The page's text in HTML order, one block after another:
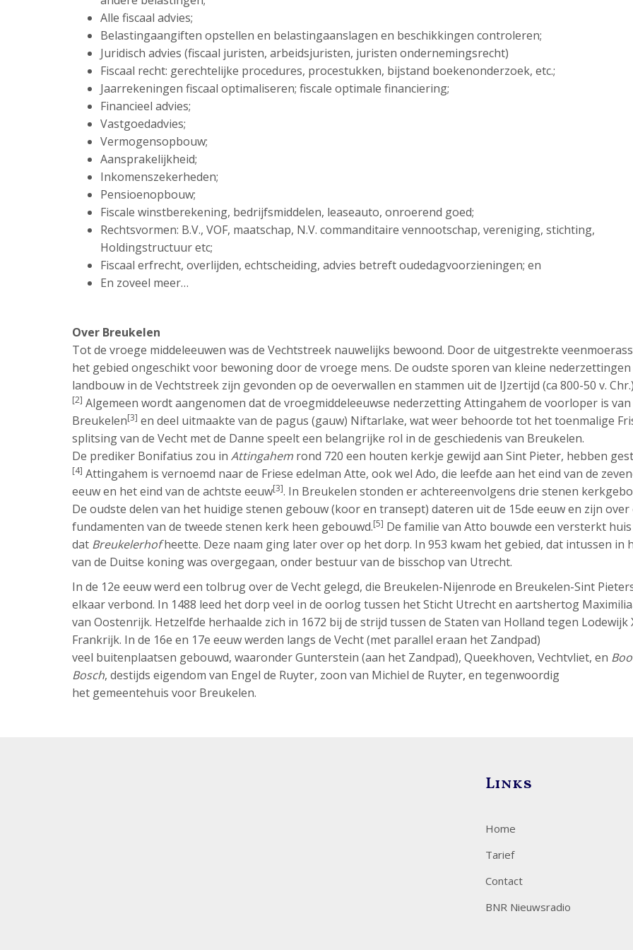
Alle fiscaal advies;
Belastingaangiften opstellen en belastingaanslagen en beschikkingen controleren;
Juridisch advies (fiscaal juristen, arbeidsjuristen, juristen ondernemingsrecht)
Fiscaal recht: gerechtelijke procedures, procestukken, bijstand boekenonderzoek, etc.;
Jaarrekeningen fiscaal optimaliseren; fiscale optimale financiering;
Financieel advies;
Vastgoedadvies;
Vermogensopbouw;
Aansprakelijkheid;
Inkomenszekerheden;
Pensioenopbouw;
Fiscale winstberekening, bedrijfsmiddelen, leaseauto, onroerend goed;
Rechtsvormen: B.V., VOF, maatschap, N.V. commanditaire vennootschap, vereniging, stichting,
Holdingstructuur etc;
Fiscaal erfrecht, overlijden, echtscheiding, advies betreft oudedagvoorzieningen; en
En zoveel meer…
Over Breukelen
Tot de vroege middeleeuwen was de Vechtstreek nauwelijks bewoond. Door de uitgestrekte
het gebied ongeschikt voor bewoning door de vroege mens. De oudste sporen van kleine
landbouw in de Vechtstreek zijn gevonden op de oeverwallen en stammen uit de IJzertijd (ca 800-50 v.
[2] Algemeen wordt aangenomen dat de vroegmiddeleeuwse nederzetting Attingahem de voorloper is van
Breukelen[3] en deel uitmaakte van de pagus (gauw) Niftarlake, wat weer behoorde tot het toenmalige
splitsing van de Vecht met de Danne speelt een belangrijke rol in de geschiedenis van Breukelen.
De prediker Bonifatius zou in Attingahem rond 720 een houten kerkje gewijd aan Sint Pieter, hebben
[4] Attingahem is vernoemd naar de Friese edelman Atte, ook wel Ado, die leefde aan het eind van de
eeuw en het eind van de achtste eeuw[3]. In Breukelen stonden er achtereenvolgens drie stenen
De oudste delen van het huidige stenen gebouw (koor en transept) dateren uit de 15de eeuw en zijn over
fundamenten van de tweede stenen kerk heen gebouwd.[5] De familie van Atto bouwde een versterkt huis
dat Breukelerhofheette. Deze naam ging later over op het dorp. In 953 kwam het gebied, dat intussen in
van de Duitse koning was overgegaan, onder bestuur van de bisschop van Utrecht.
In de 12e eeuw werd een tolbrug over de Vecht gelegd, die Breukelen-Nijenrode en Breukelen-Sint
elkaar verbond. In 1488 leed het dorp veel in de oorlog tussen het Sticht Utrecht en aartshertog
van Oostenrijk. Hetzelfde herhaalde zich in 1672 bij de strijd tussen de Staten van Holland tegen Lodewijk
Frankrijk. In de 16e en 17e eeuw werden langs de Vecht (met parallel eraan het Zandpad)
veel buitenplaatsen gebouwd, waaronder Gunterstein (aan het Zandpad), Queekhoven, Vechtvliet, en
Bosch, destijds eigendom van Engel de Ruyter, zoon van Michiel de Ruyter, en tegenwoordig
het gemeentehuis voor Breukelen.
Links
Home
Tarief
Contact
BNR Nieuwsradio